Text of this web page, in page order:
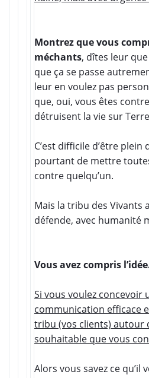
Montrez que vous
méchants, dîtes leur
que ça se passe
leur en voulez pas
que, oui, vous êtes
détruisent la vie sur
C’est difficile d’être
pourtant de mettre
contre quelqu’un.
Mais la tribu des Vivants
défende, avec humanité
Vous avez compris
Si vous voulez concevoir
communication efficace
tribu (vos clients) autour
souhaitable que vous
Alors vous savez ce qu’il